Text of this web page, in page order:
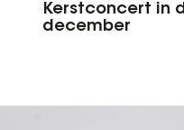
Kerstconcert in
december